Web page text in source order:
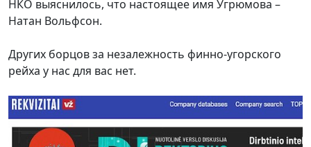
НКО выяснилось, что настоящее имя Угрюмова –
Натан Вольфсон.
Других борцов за незалежность финно-угорского
рейха у нас для вас нет.